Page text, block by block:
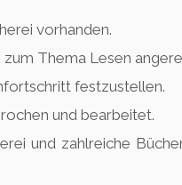
vorhanden.
Thema Lesen
festzustellen.
und bearbeitet.
und zahlreiche